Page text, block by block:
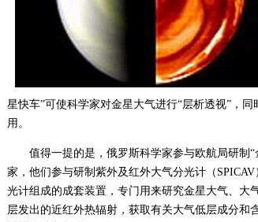
星快车”可使科学家对金星大气进行“层析透视”，
用。
值得一提的是，俄罗斯科学家参与欧航局研制“
家，他们参与研制紫外及红外大气分光计（
光计组成的成套装置，专门用来研究金星大气、大
层发出的近红外热辐射，获取有关大气低层成分和